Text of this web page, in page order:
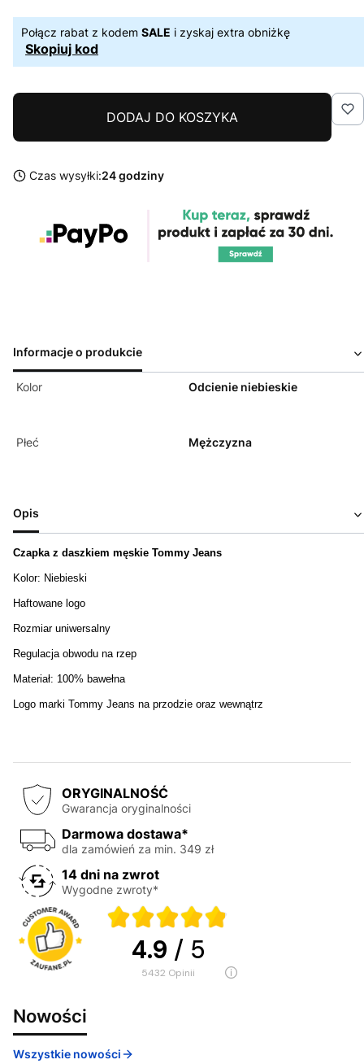
Połącz rabat z kodem SALE i zyskaj extra obniżkę
Skopiuj kod
DODAJ DO KOSZYKA
Czas wysyłki:24 godziny
Informacje o produkcie
Kolor Odcienie niebieskie
Płeć Mężczyzna
Opis
Czapka z daszkiem męskie Tommy Jeans
Kolor: Niebieski
Haftowane logo
Rozmiar uniwersalny
Regulacja obwodu na rzep
Materiał: 100% bawełna
Logo marki Tommy Jeans na przodzie oraz wewnątrz
ORYGINALNOŚĆ
Gwarancja oryginalności
Darmowa dostawa*
dla zamówień za min. 349 zł
14 dni na zwrot
Wygodne zwroty*
4.9 / 5
5432 opinii
Nowości
Wszystkie nowości